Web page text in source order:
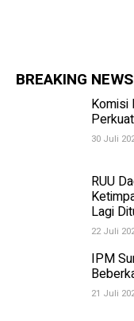
BREAKING NEWS
Komisi
30 Juli
RUU
Lagi
22 Juli
IPM
21 Juli